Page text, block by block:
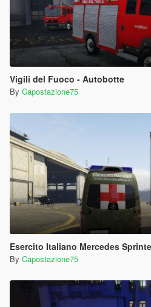
Vigili del Fuoco - Autobotte
By Capostazione75
Esercito Italiano Mercedes
By Capostazione75